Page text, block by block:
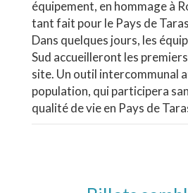
équipement, en hommage à
tant fait pour le Pays de
Dans quelques jours, les
Sud accueilleront les
site. Un outil intercommunal
population, qui participera
qualité de vie en Pays de